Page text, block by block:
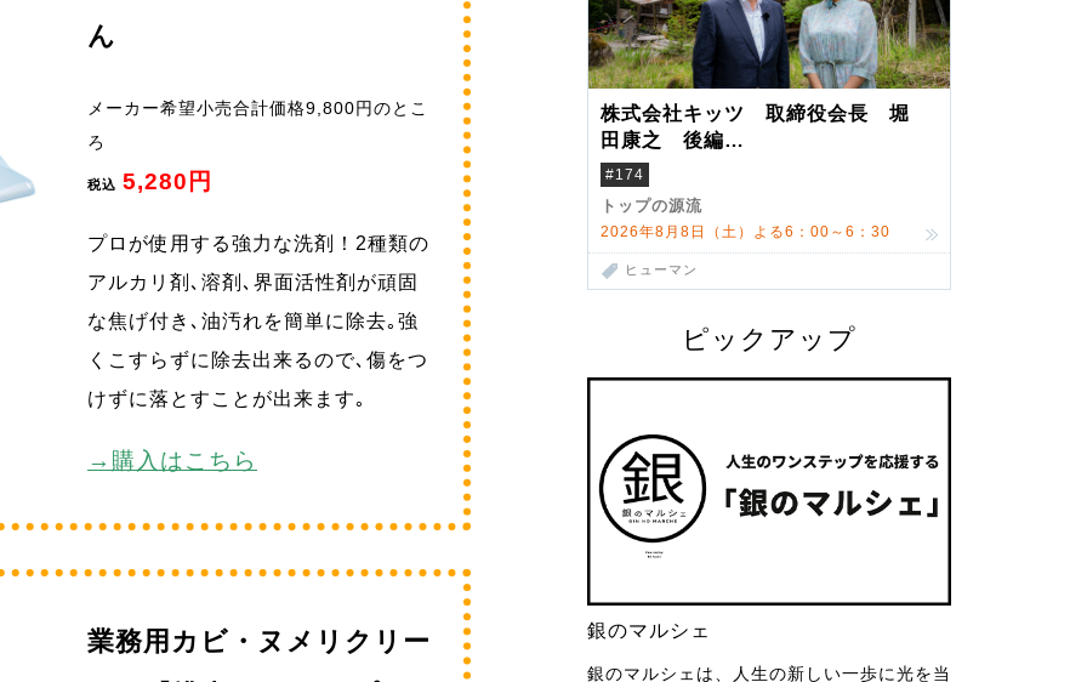
株式会社キッツ 取締役会長 堀
田康之 後編
米国駐在でも浮かんだ八ヶ岳 山
小屋を営んだ父母
#174
トップの源流
2026年8月8日（土）よる6：00～6：30
ヒューマン
ピックアップ
銀のマルシェ
銀のマルシェは、人生の新しい一歩に光を当
ん
メーカー希望小売合計価格9,800円のとこ
ろ
税込 5,280円
プロが使用する強力な洗剤！2種類の
アルカリ剤､溶剤､界面活性剤が頑固
な焦げ付き､油汚れを簡単に除去｡強
くこすらずに除去出来るので､傷をつ
けずに落とすことが出来ます｡
→購入はこちら
業務用カビ・ヌメリクリー